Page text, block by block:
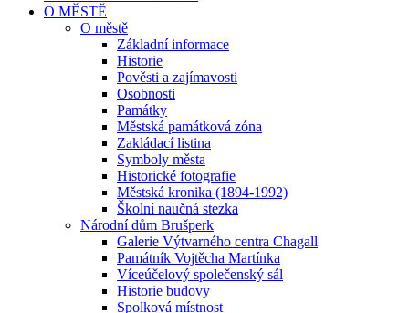
O MĚSTĚ
O městě
Základní informace
Historie
Pověsti a zajímavosti
Osobnosti
Památky
Městská památková zóna
Zakládací listina
Symboly města
Historické fotografie
Městská kronika (1894-1992)
Školní naučná stezka
Národní dům Brušperk
Galerie Výtvarného centra Chagall
Památník Vojtěcha Martínka
Víceúčelový společenský sál
Historie budovy
Spolková místnost